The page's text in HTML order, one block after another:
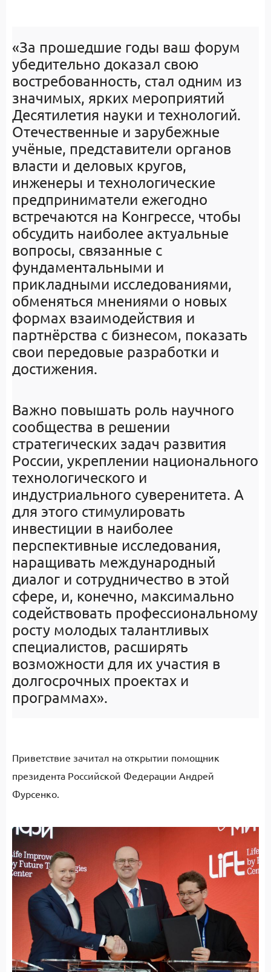
«За прошедшие годы ваш форум
убедительно доказал свою
востребованность, стал одним из
значимых, ярких мероприятий
Десятилетия науки и технологий.
Отечественные и зарубежные
учёные, представители органов
власти и деловых кругов,
инженеры и технологические
предприниматели ежегодно
встречаются на Конгрессе, чтобы
обсудить наиболее актуальные
вопросы, связанные с
фундаментальными и
прикладными исследованиями,
обменяться мнениями о новых
формах взаимодействия и
партнёрства с бизнесом, показать
свои передовые разработки и
достижения.
Важно повышать роль научного
сообщества в решении
стратегических задач развития
России, укреплении национального
технологического и
индустриального суверенитета. А
для этого стимулировать
инвестиции в наиболее
перспективные исследования,
наращивать международный
диалог и сотрудничество в этой
сфере, и, конечно, максимально
содействовать профессиональному
росту молодых талантливых
специалистов, расширять
возможности для их участия в
долгосрочных проектах и
программах».
Приветствие зачитал на открытии помощник
президента Российской Федерации Андрей
Фурсенко.